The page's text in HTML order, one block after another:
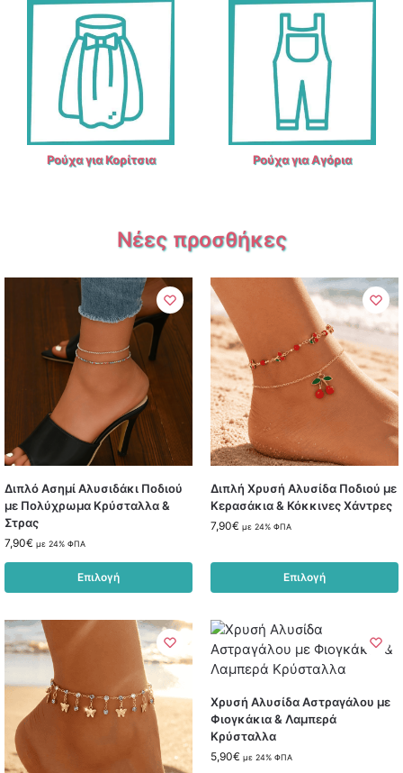
Ρούχα για Κορίτσια Ρούχα για Αγόρια
Νέες προσθήκες
Διπλό Ασημί Αλυσιδάκι Ποδιού
με Πολύχρωμα Κρύσταλλα &
Στρας
7,90€ με 24% ΦΠΑ
Επιλογή
Διπλή Χρυσή Αλυσίδα Ποδιού με
Κερασάκια & Κόκκινες Χάντρες
7,90€ με 24% ΦΠΑ
Επιλογή
Χρυσή Αλυσίδα Αστραγάλου με
Φιογκάκια & Λαμπερά
Κρύσταλλα
5,90€ με 24% ΦΠΑ